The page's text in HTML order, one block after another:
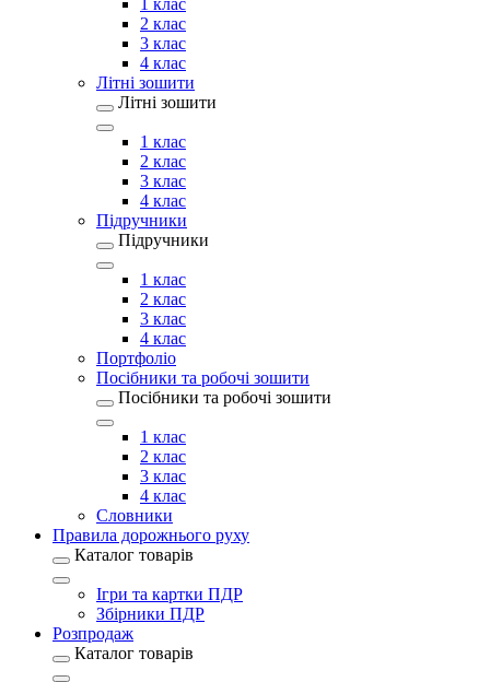
1 клас
2 клас
3 клас
4 клас
Літні зошити
Літні зошити
1 клас
2 клас
3 клас
4 клас
Підручники
Підручники
1 клас
2 клас
3 клас
4 клас
Портфоліо
Посібники та робочі зошити
Посібники та робочі зошити
1 клас
2 клас
3 клас
4 клас
Словники
Правила дорожнього руху
Каталог товарів
Ігри та картки ПДР
Збірники ПДР
Розпродаж
Каталог товарів